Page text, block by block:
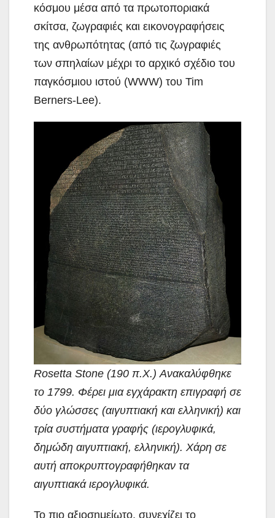
κόσμου μέσα από τα πρωτοποριακά
σκίτσα, ζωγραφιές και εικονογραφήσεις
της ανθρωπότητας (από τις ζωγραφιές
των σπηλαίων μέχρι το αρχικό σχέδιο του
παγκόσμιου ιστού (WWW) του Tim
Berners-Lee).
Rosetta Stone (190 π.Χ.) Ανακαλύφθηκε
το 1799. Φέρει μια εγχάρακτη επιγραφή σε
δύο γλώσσες (αιγυπτιακή και ελληνική) και
τρία συστήματα γραφής (ιερογλυφικά,
δημώδη αιγυπτιακή, ελληνική). Χάρη σε
αυτή αποκρυπτογραφήθηκαν τα
αιγυπτιακά ιερογλυφικά.
Το πιο αξιοσημείωτο, συνεχίζει το